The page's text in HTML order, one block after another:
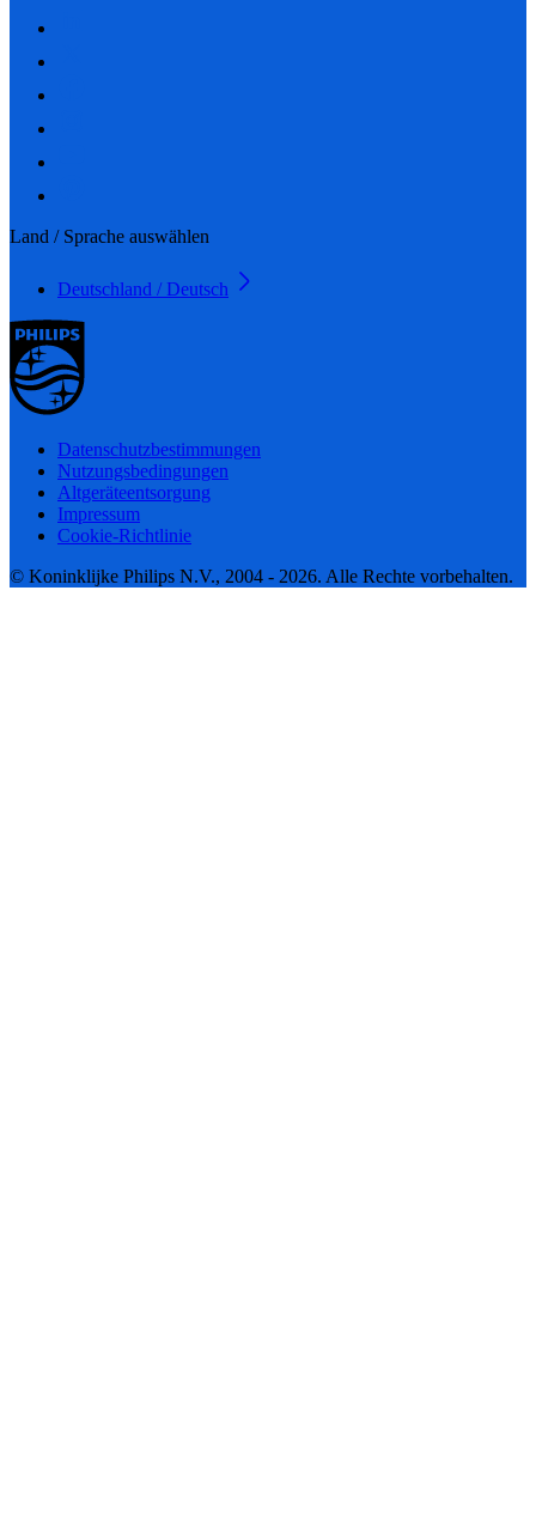
Land / Sprache auswählen
Deutschland / Deutsch
Datenschutzbestimmungen
Nutzungsbedingungen
Altgeräteentsorgung
Impressum
Cookie-Richtlinie
© Koninklijke Philips N.V., 2004 - 2026. Alle Rechte vorbehalten.